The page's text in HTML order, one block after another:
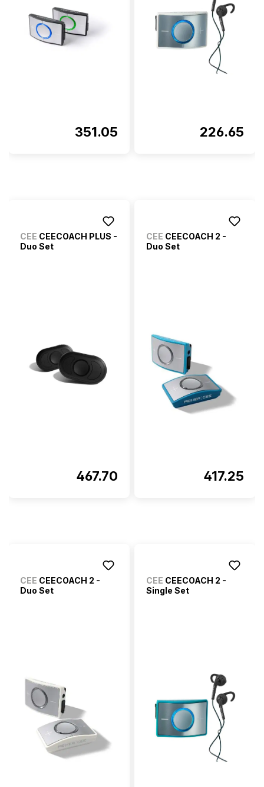
351.05 226.65
CEE CEECOACH PLUS -
Duo Set
467.70
CEE CEECOACH 2 -
Duo Set
417.25
CEE CEECOACH 2 -
Duo Set
CEE CEECOACH 2 -
Single Set